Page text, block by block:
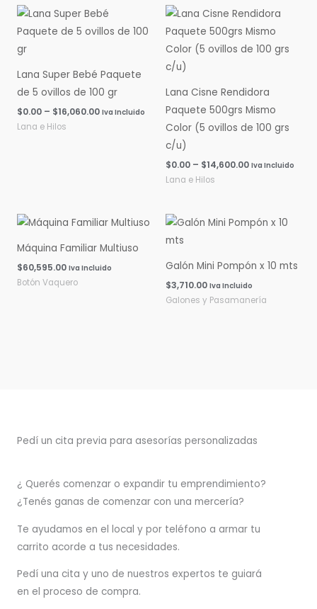
Lana Super Bebé Paquete
de 5 ovillos de 100 gr
$0.00 – $16,060.00
Rango
de
precios:
$16,060.00
Iva Incluido
Lana e Hilos
Lana Cisne Rendidora
Paquete 500grs Mismo
Color (5 ovillos de 100 grs
c/u)
$0.00 – $14,600.00
Rango
de
precios:
desde
$0.00
Iva Incluido
Lana e Hilos
Máquina Familiar Multiuso
$60,595.00 Iva Incluido
Botón Vaquero
Galón Mini Pompón x 10 mts
$3,710.00 Iva Incluido
Galones y Pasamanería
Pedí un cita previa para asesorías personalizadas
¿ Querés comenzar o expandir tu emprendimiento?
¿Tenés ganas de comenzar con una mercería?
Te ayudamos en el local y por teléfono a armar tu
carrito acorde a tus necesidades.
Pedí una cita y uno de nuestros expertos te guiará
en el proceso de compra.